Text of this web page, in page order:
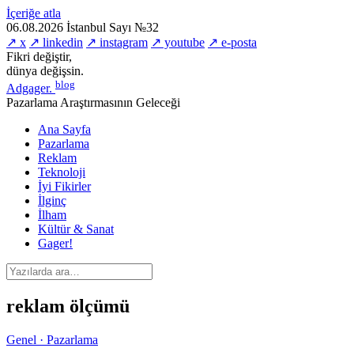
İçeriğe atla
06.08.2026 İstanbul Sayı №32
↗ x ↗ linkedin ↗ instagram ↗ youtube ↗ e-posta
Fikri değiştir,
dünya değişsin.
Adgager. blog
Pazarlama Araştırmasının Geleceği
Ana Sayfa
Pazarlama
Reklam
Teknoloji
İyi Fikirler
İlginç
İlham
Kültür & Sanat
Gager!
reklam ölçümü
Genel · Pazarlama